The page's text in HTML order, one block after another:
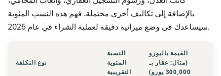
بالإضافة إلى تكاليف أخرى محتملة. فهم هذه النسب المئوية
سيساعدك في وضع ميزانية دقيقة لعملية الشراء في عام 2026.
نوع التكلفة
النسبة
المئوية
التقريبية
القيمة باليورو
(مثال: عقار بـ
300,000 يورو)